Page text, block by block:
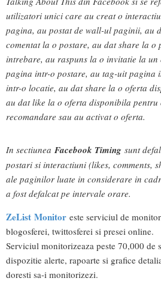
utilizatori unici care au creat o
pagina, au postat de wall-ul paginii, au
comentat la o postare, au dat share la o
intrebare, au raspuns la o invitatie la un
pagina intr-o postare, au tag-uit pagina
intr-o locatie, au dat share la o oferta
au dat like la o oferta disponibila pentru
recomandare sau au activat o oferta.
In sectiunea Facebook Timing sunt
postari si interactiuni (likes, comments,
ale paginilor luate in considerare in
a fost defalcat pe intervale orare.
ZeList Monitor este serviciul de
blogosferei, twittosferei si presei online.
Serviciul monitorizeaza peste 70,000 de
dispozitie alerte, rapoarte si grafice
doresti sa-i monitorizezi.